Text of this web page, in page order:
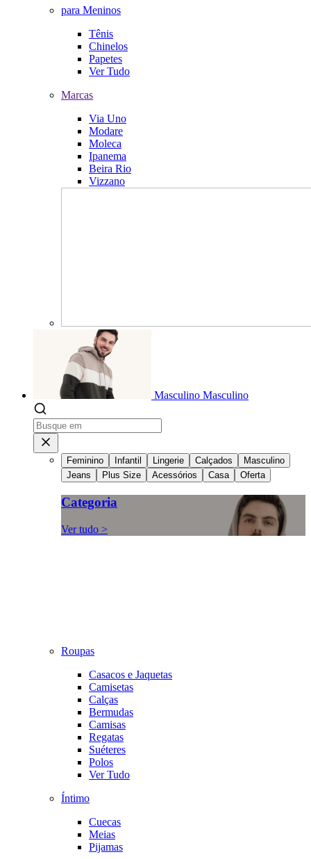
para Meninos
Tênis
Chinelos
Papetes
Ver Tudo
Marcas
Via Uno
Modare
Moleca
Ipanema
Beira Rio
Vizzano
Masculino Masculino
Feminino Infantil Lingerie Calçados
Masculino
Jeans
Plus Size Acessórios Casa Oferta
Categoria
Ver tudo >
Roupas
Casacos e Jaquetas
Camisetas
Calças
Bermudas
Camisas
Regatas
Suéteres
Polos
Ver Tudo
Íntimo
Cuecas
Meias
Pijamas